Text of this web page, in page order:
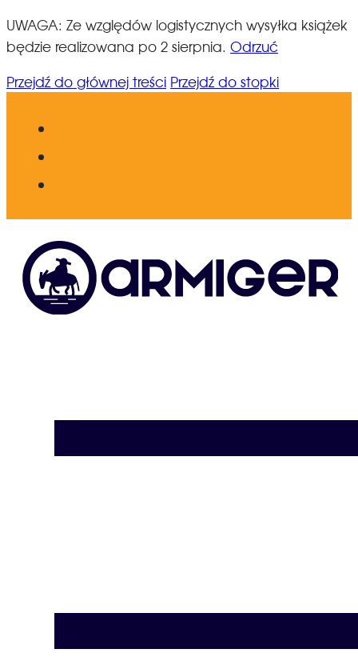
UWAGA: Ze względów logistycznych wysyłka książek
będzie realizowana po 2 sierpnia. Odrzuć
Przejdź do głównej treści Przejdź do stopki